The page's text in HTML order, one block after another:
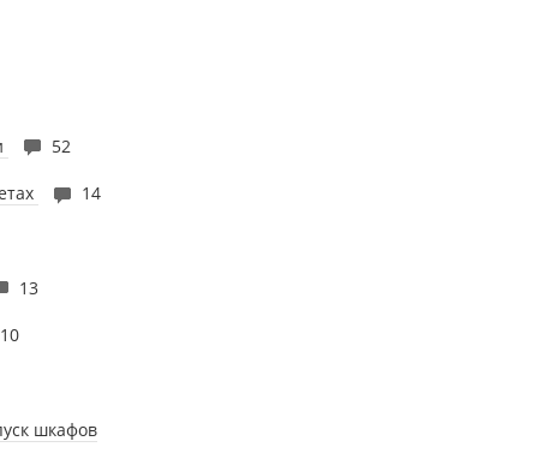
52
14
13
10
шкафов